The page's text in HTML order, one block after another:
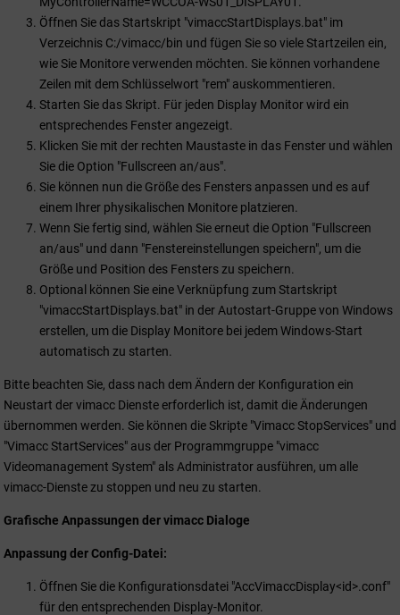
Öffnen Sie das Startskript "vimaccStartDisplays.bat" im
Verzeichnis C:/vimacc/bin und fügen Sie so viele Startzeilen ein,
wie Sie Monitore verwenden möchten. Sie können vorhandene
Zeilen mit dem Schlüsselwort "rem" auskommentieren.
Starten Sie das Skript. Für jeden Display Monitor wird ein
entsprechendes Fenster angezeigt.
Klicken Sie mit der rechten Maustaste in das Fenster und wählen
Sie die Option "Fullscreen an/aus".
Sie können nun die Größe des Fensters anpassen und es auf
einem Ihrer physikalischen Monitore platzieren.
Wenn Sie fertig sind, wählen Sie erneut die Option "Fullscreen
an/aus" und dann "Fenstereinstellungen speichern", um die
Größe und Position des Fensters zu speichern.
Optional können Sie eine Verknüpfung zum Startskript
"vimaccStartDisplays.bat" in der Autostart-Gruppe von Windows
erstellen, um die Display Monitore bei jedem Windows-Start
automatisch zu starten.
Bitte beachten Sie, dass nach dem Ändern der Konfiguration ein
Neustart der vimacc Dienste erforderlich ist, damit die Änderungen
übernommen werden. Sie können die Skripte "Vimacc StopServices" und
"Vimacc StartServices" aus der Programmgruppe "vimacc
Videomanagement System" als Administrator ausführen, um alle
vimacc-Dienste zu stoppen und neu zu starten.
Grafische Anpassungen der vimacc Dialoge
Anpassung der Config-Datei:
Öffnen Sie die Konfigurationsdatei "AccVimaccDisplay<id>.conf"
für den entsprechenden Display-Monitor.